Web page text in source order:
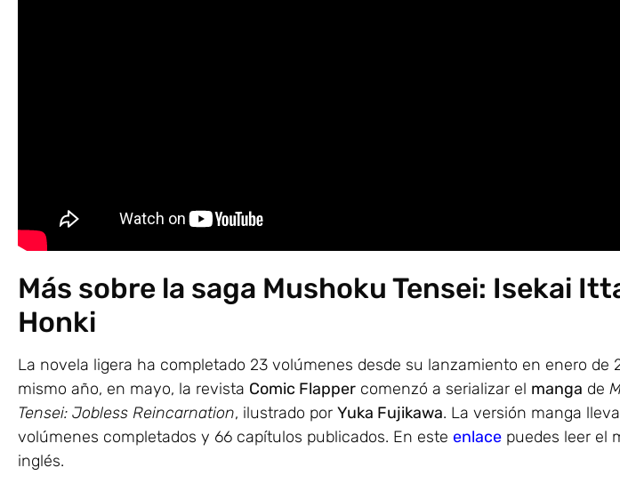
Más sobre la saga Mushoku Tensei: Isekai
Honki
La novela ligera ha completado 23 volúmenes desde su lanzamiento en enero de
mismo año, en mayo, la revista Comic Flapper comenzó a serializar el manga de
Tensei: Jobless Reincarnation, ilustrado por Yuka Fujikawa. La versión manga
volúmenes completados y 66 capítulos publicados. En este enlace puedes leer el
inglés.